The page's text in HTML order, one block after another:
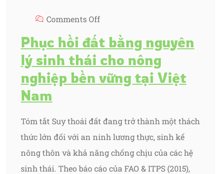
Comments Off
Phục hồi đất bằng nguyên
lý sinh thái cho nông
nghiệp bền vững tại Việt
Nam
Tóm tắt Suy thoái đất đang trở thành một thách
thức lớn đối với an ninh lương thực, sinh kế
nông thôn và khả năng chống chịu của các hệ
sinh thái. Theo báo cáo của FAO & ITPS (2015),